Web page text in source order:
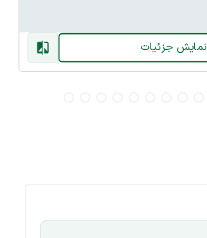
نمایش جزئیات